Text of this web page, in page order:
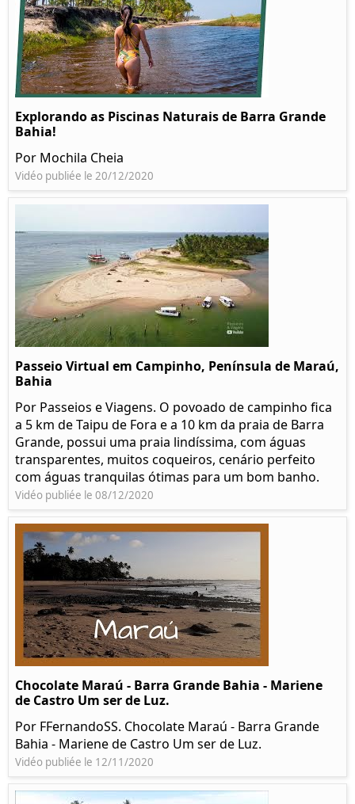
Explorando as Piscinas Naturais de Barra Grande
Bahia!
Por Mochila Cheia
Vidéo publiée le 20/12/2020
Passeio Virtual em Campinho, Península de Maraú,
Bahia
Por Passeios e Viagens. O povoado de campinho fica
a 5 km de Taipu de Fora e a 10 km da praia de Barra
Grande, possui uma praia lindíssima, com águas
transparentes, muitos coqueiros, cenário perfeito
com águas tranquilas ótimas para um bom banho.
Vidéo publiée le 08/12/2020
Chocolate Maraú - Barra Grande Bahia - Mariene
de Castro Um ser de Luz.
Por FFernandoSS. Chocolate Maraú - Barra Grande
Bahia - Mariene de Castro Um ser de Luz.
Vidéo publiée le 12/11/2020